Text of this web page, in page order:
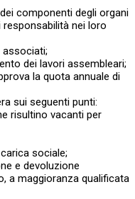
componenti degli organi
nei loro
dei lavori assembleari;
la quota annuale di
sui seguenti punti:
risultino vacanti per
sociale;
e devoluzione
a maggioranza qualificata